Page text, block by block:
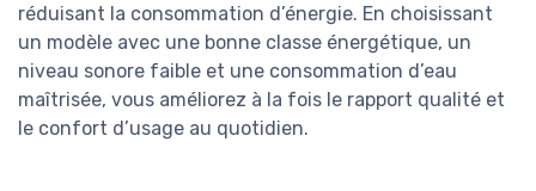
réduisant la consommation d’énergie. En choisissant
un modèle avec une bonne classe énergétique, un
niveau sonore faible et une consommation d’eau
maîtrisée, vous améliorez à la fois le rapport qualité et
le confort d’usage au quotidien.